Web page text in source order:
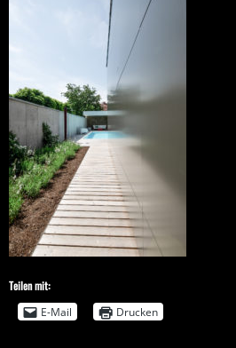
Teilen mit:
E-Mail
Drucken